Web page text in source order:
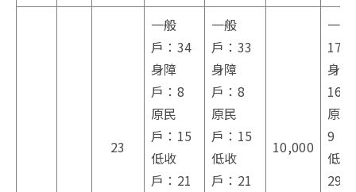
23
一般
戶：34
身障
戶：8
原民
戶：15
低收
戶：21
一般
戶：33
身障
戶：8
原民
戶：15
低收
戶：21
10,000
一
173
身
16
原
9
低
29